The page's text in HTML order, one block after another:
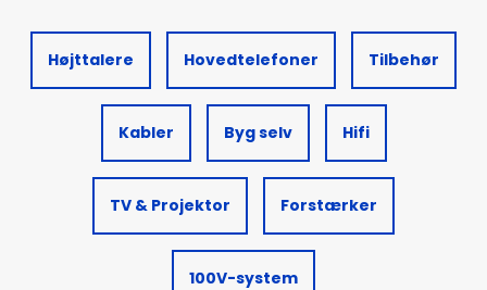
Højttalere Hovedtelefoner Tilbehør
Kabler Byg selv Hifi
TV & Projektor Forstærker
100V-system